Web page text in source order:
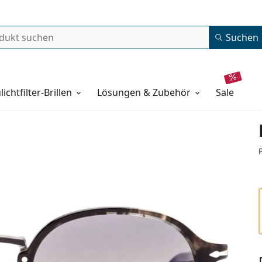
Suchen
Brillen Lösungen & Zubehör sale